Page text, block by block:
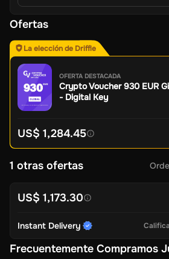
Ofertas
La elección de Driffle
OFERTA DESTACADA
Crypto Voucher 930 EUR
- Digital Key
US$ 1,284.45
1 otras ofertas
US$ 1,173.30
Instant Delivery
Frecuentemente Compramos